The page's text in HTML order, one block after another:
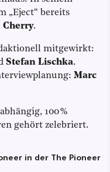
„Eject“ bereits
Cherry.
mitgewirkt:
Stefan Lischka.
Marc
100 %
gehört zelebriert.
in der The Pioneer